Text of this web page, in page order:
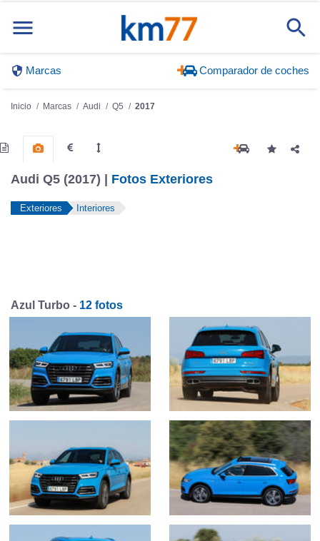
Marcas Comparador de coches
Inicio Marcas Audi Q5 2017
Audi Q5 (2017) | Fotos Exteriores
Exteriores Interiores
Azul Turbo - 12 fotos